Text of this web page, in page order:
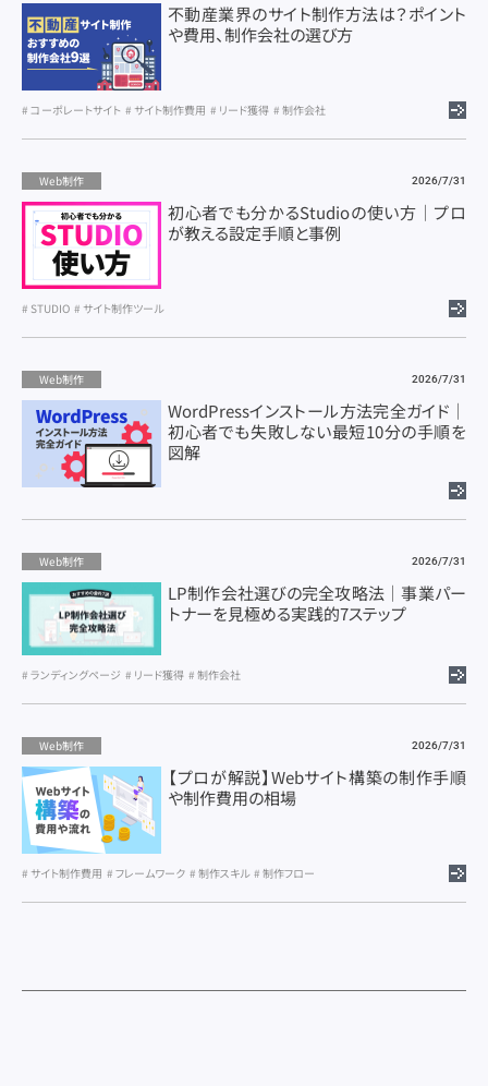
不動産業界のサイト制作方法は？ポイント
や費用、制作会社の選び方
コーポレートサイト サイト制作費用 リード獲得 制作会社
Web制作 2026/7/31
初心者でも分かるStudioの使い方｜プロ
が教える設定手順と事例
STUDIO サイト制作ツール
Web制作 2026/7/31
WordPressインストール方法完全ガイド｜
初心者でも失敗しない最短10分の手順を
図解
Web制作 2026/7/31
LP制作会社選びの完全攻略法｜事業パー
トナーを見極める実践的7ステップ
ランディングページ リード獲得 制作会社
Web制作 2026/7/31
【プロが解説】Webサイト構築の制作手順
や制作費用の相場
サイト制作費用 フレームワーク 制作スキル 制作フロー